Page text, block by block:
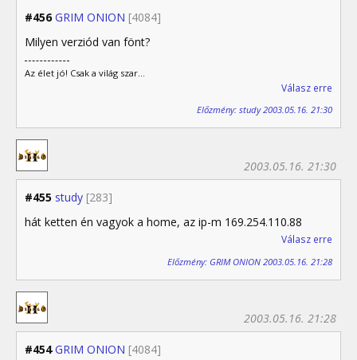
#456 GRIM ONION [4084]
Milyen verziód van fönt?
Az élet jó! Csak a világ szar...
Válasz erre
Előzmény: study 2003.05.16. 21:30
#455 study [283]
2003.05.16. 21:30
hát ketten én vagyok a home, az ip-m 169.254.110.88
Válasz erre
Előzmény: GRIM ONION 2003.05.16. 21:28
#454 GRIM ONION [4084]
2003.05.16. 21:28